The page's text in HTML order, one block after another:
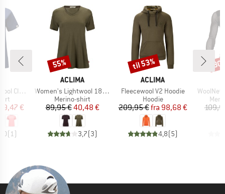
Tee
pris
€
(1)
MÆRKE
ACLIMA
Artikel
Women's Lightwool 180 Loose Fit Tee W
Produktgruppe
Merino-shirt
Pris
89,95 €Nedsat pris
40,48 €
3,7(3)
Rabat
55%
MÆRKE
ACLIMA
Artikel
Fleecewool V2 Hoodie
Produktgruppe
Hoodie
Pris
209,95 € Nedsat pris
fra 98,68 €
4,8(5)
Rabat
til 53%
Artikel
WoolNet